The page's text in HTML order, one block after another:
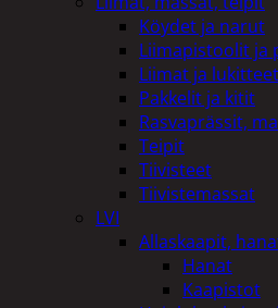
Köydet ja narut
Liimapistoolit ja
Liimat ja lukitteet
Pakkelit ja kitit
Rasvaprässit,
Teipit
Tiivisteet
Tiivistemassat
LVI
Allaskaapit,
Hanat
Kaapistot